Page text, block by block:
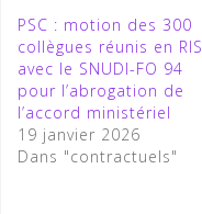
PSC : motion des 300
collègues réunis en RIS
avec le SNUDI-FO 94
pour l’abrogation de
l’accord ministériel
19 janvier 2026
Dans "contractuels"